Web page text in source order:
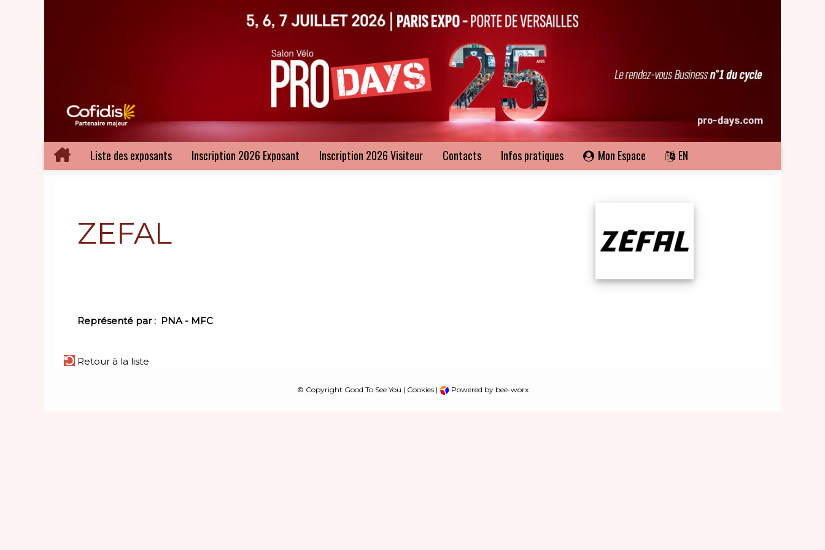
Liste des exposants Inscription 2026 Exposant Inscription 2026 Visiteur Contacts Infos pratiques Mon Espace EN
ZEFAL
Représenté par : PNA - MFC
Retour à la liste
© Copyright Good To See You | Cookies| Powered by bee-worx